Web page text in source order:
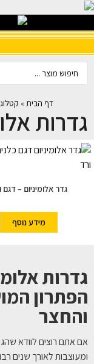
דף הבית »
גדרות
גדר אלומיניום – דגם
מידע נוסף
גדרות
הפתרון
והחצר
אם אתם רוצים לוודא
ומעוצבות לאורך שנים